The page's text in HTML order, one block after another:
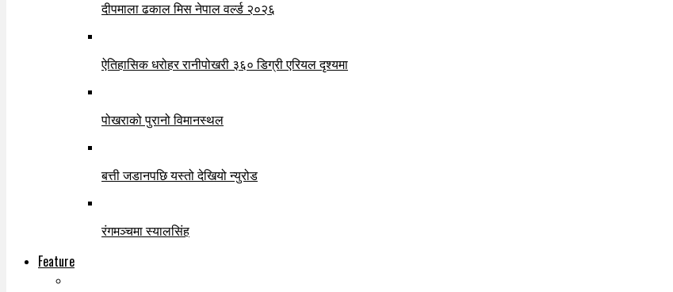
दीपमाला ढकाल मिस नेपाल वर्ल्ड २०२६
ऐतिहासिक धरोहर रानीपोखरी ३६० डिग्री एरियल दृश्यमा
पोखराको पुरानो विमानस्थल
बत्ती जडानपछि यस्तो देखियो न्युरोड
रंगमञ्चमा स्यालसिंह
Feature